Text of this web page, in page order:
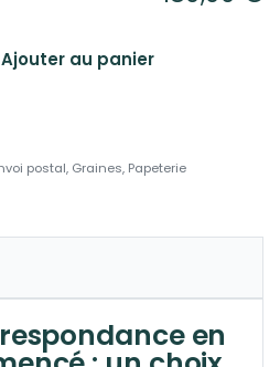
Ajouter au panier
postal, Graines, Papeterie
en